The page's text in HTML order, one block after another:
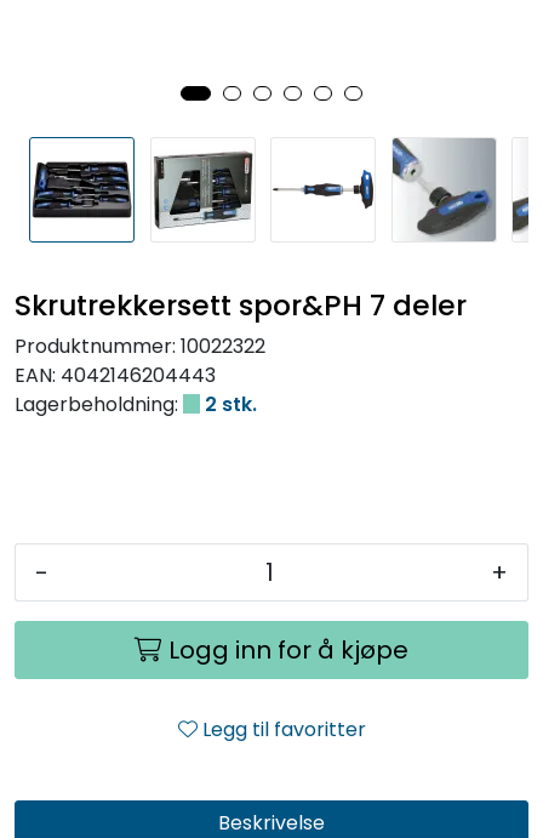
Skrutrekkersett spor&PH 7 deler
Produktnummer: 10022322
EAN: 4042146204443
Lagerbeholdning:
2 stk.
- +
Logg inn for å kjøpe
Legg til favoritter
Beskrivelse